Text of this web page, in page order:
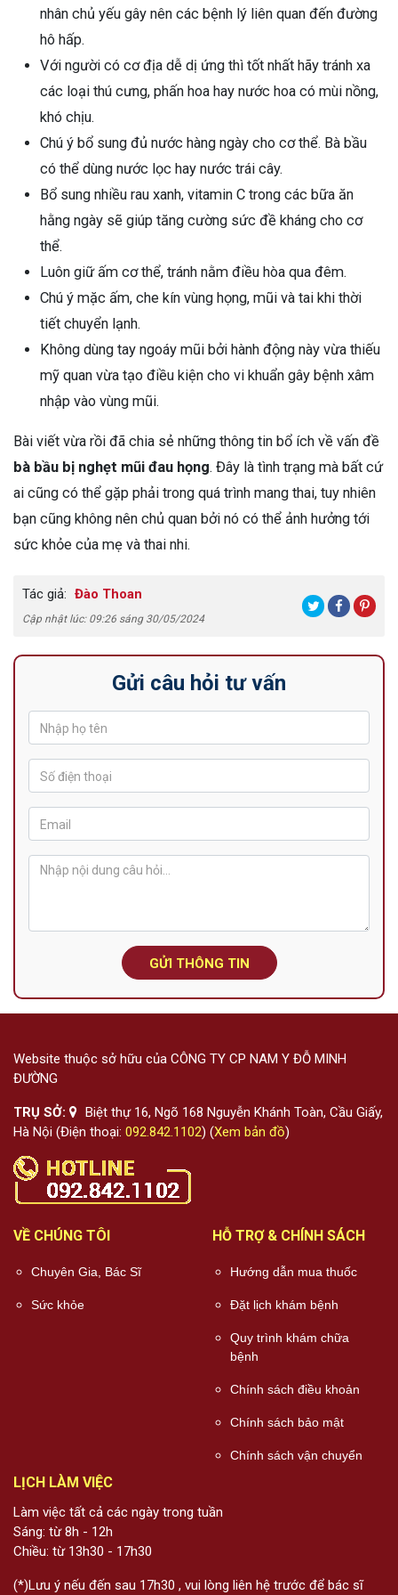
nhân chủ yếu gây nên các bệnh lý liên quan đến đường
hô hấp.
Với người có cơ địa dễ dị ứng thì tốt nhất hãy tránh xa
các loại thú cưng, phấn hoa hay nước hoa có mùi nồng,
khó chịu.
Chú ý bổ sung đủ nước hàng ngày cho cơ thể. Bà bầu
có thể dùng nước lọc hay nước trái cây.
Bổ sung nhiều rau xanh, vitamin C trong các bữa ăn
hằng ngày sẽ giúp tăng cường sức đề kháng cho cơ
thể.
Luôn giữ ấm cơ thể, tránh nằm điều hòa qua đêm.
Chú ý mặc ấm, che kín vùng họng, mũi và tai khi thời
tiết chuyển lạnh.
Không dùng tay ngoáy mũi bởi hành động này vừa thiếu
mỹ quan vừa tạo điều kiện cho vi khuẩn gây bệnh xâm
nhập vào vùng mũi.
Bài viết vừa rồi đã chia sẻ những thông tin bổ ích về vấn đề
bà bầu bị nghẹt mũi đau họng. Đây là tình trạng mà bất cứ
ai cũng có thể gặp phải trong quá trình mang thai, tuy nhiên
bạn cũng không nên chủ quan bởi nó có thể ảnh hưởng tới
sức khỏe của mẹ và thai nhi.
Tác giả: Đào Thoan
Cập nhật lúc: 09:26 sáng 30/05/2024
Gửi câu hỏi tư vấn
GỬI THÔNG TIN
Website thuộc sở hữu của CÔNG TY CP NAM Y ĐỖ MINH
ĐƯỜNG
TRỤ SỞ:
Biệt thự 16, Ngõ 168 Nguyễn Khánh Toàn, Cầu Giấy,
Hà Nội (Điện thoại: 092.842.1102) (Xem bản đồ)
VỀ CHÚNG TÔI
Chuyên Gia, Bác Sĩ
Sức khỏe
HỖ TRỢ & CHÍNH SÁCH
Hướng dẫn mua thuốc
Đặt lịch khám bệnh
Quy trình khám chữa
bệnh
Chính sách điều khoản
Chính sách bảo mật
Chính sách vận chuyển
LỊCH LÀM VIỆC
Làm việc tất cả các ngày trong tuần
Sáng: từ 8h - 12h
Chiều: từ 13h30 - 17h30
(*)Lưu ý nếu đến sau 17h30 , vui lòng liên hệ trước để bác sĩ